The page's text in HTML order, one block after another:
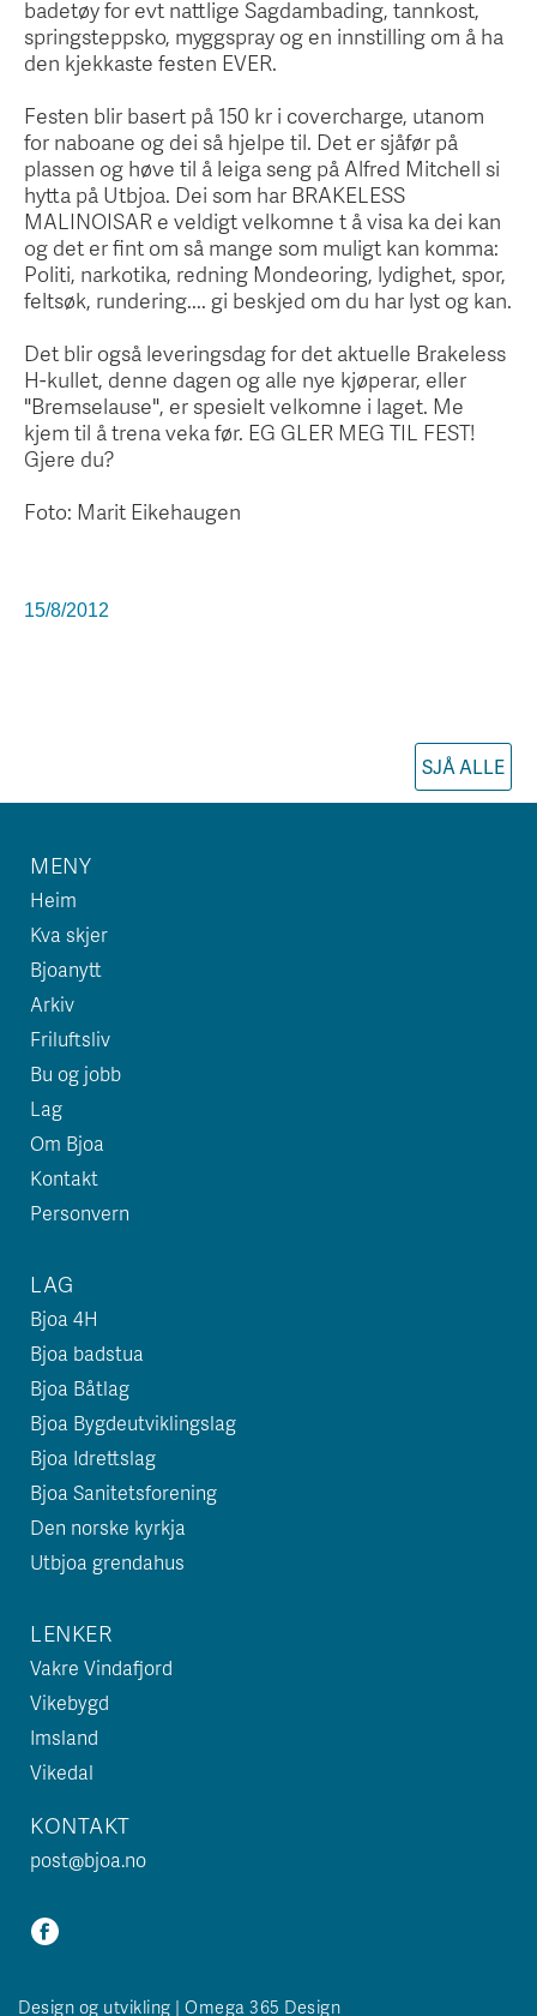
badetøy for evt nattlige Sagdambading, tannkost,
springsteppsko, myggspray og en innstilling om å ha
den kjekkaste festen EVER.
Festen blir basert på 150 kr i covercharge, utanom
for naboane og dei så hjelpe til. Det er sjåfør på
plassen og høve til å leiga seng på Alfred Mitchell si
hytta på Utbjoa. Dei som har BRAKELESS
MALINOISAR e veldigt velkomne t å visa ka dei kan
og det er fint om så mange som muligt kan komma:
Politi, narkotika, redning Mondeoring, lydighet, spor,
feltsøk, rundering.... gi beskjed om du har lyst og kan.
Det blir også leveringsdag for det aktuelle Brakeless
H-kullet, denne dagen og alle nye kjøperar, eller
"Bremselause", er spesielt velkomne i laget. Me
kjem til å trena veka før. EG GLER MEG TIL FEST!
Gjere du?
Foto: Marit Eikehaugen
15/8/2012
SJÅ ALLE
MENY
Heim
Kva skjer
Bjoanytt
Arkiv
Friluftsliv
Bu og jobb
Lag
Om Bjoa
Kontakt
Personvern
LAG
Bjoa 4H
Bjoa badstua
Bjoa Båtlag
Bjoa Bygdeutviklingslag
Bjoa Idrettslag
Bjoa Sanitetsforening
Den norske kyrkja
Utbjoa grendahus
LENKER
Vakre Vindafjord
Vikebygd
Imsland
Vikedal
KONTAKT
post@bjoa.no
Design og utvikling | Omega 365 Design